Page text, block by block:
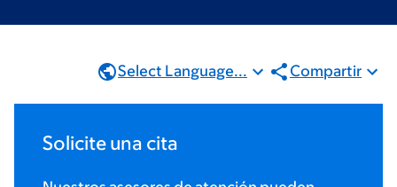
Select Language... Compartir
Solicite una cita